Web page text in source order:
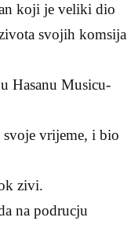
koji je veliki dio
svojih komsija
Hasanu Musicu-
vrijeme, i bio
zivi.
na podrucju